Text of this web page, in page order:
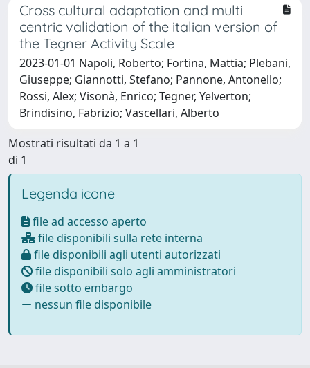
Cross cultural adaptation and multi
centric validation of the italian version of
the Tegner Activity Scale
2023-01-01 Napoli, Roberto; Fortina, Mattia; Plebani,
Giuseppe; Giannotti, Stefano; Pannone, Antonello;
Rossi, Alex; Visonà, Enrico; Tegner, Yelverton;
Brindisino, Fabrizio; Vascellari, Alberto
Mostrati risultati da 1 a 1
di 1
Legenda icone
file ad accesso aperto
file disponibili sulla rete interna
file disponibili agli utenti autorizzati
file disponibili solo agli amministratori
file sotto embargo
nessun file disponibile